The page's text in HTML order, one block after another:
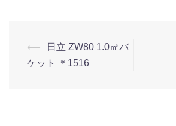
⟵
日立 ZW80 1.0㎥バ
ケット ＊1516